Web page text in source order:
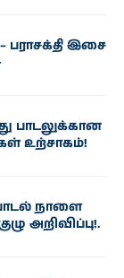
பராசக்தி இசை
பாடலுக்கான
உற்சாகம்!
பாடல் நாளை
அறிவிப்பு!.